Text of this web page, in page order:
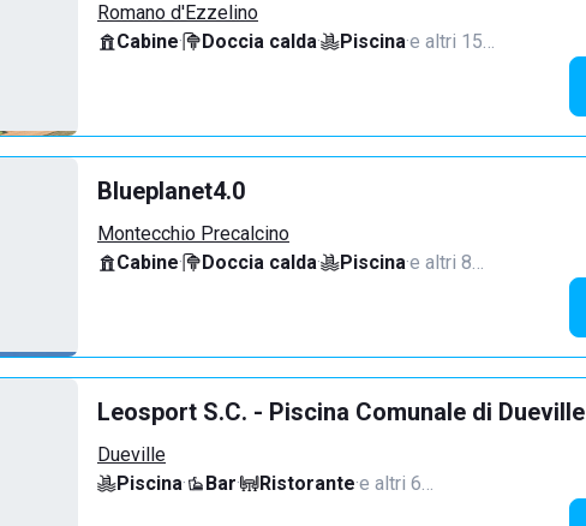
Romano d'Ezzelino
Cabine· Doccia calda· Piscina·e altri 15…
Blueplanet4.0
Montecchio Precalcino
Cabine· Doccia calda· Piscina·e altri 8…
Leosport S.C. - Piscina Comunale di Dueville
Dueville
Piscina· Bar· Ristorante·e altri 6…